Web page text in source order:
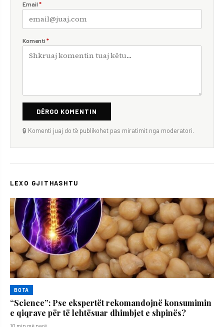
Email *
Komenti *
DËRGO KOMENTIN
🔒 Komenti juaj do të publikohet pas miratimit nga moderatori.
LEXO GJITHASHTU
BOTA
“Science”: Pse ekspertët rekomandojnë konsumimin
e qiqrave për të lehtësuar dhimbjet e shpinës?
10 min më parë